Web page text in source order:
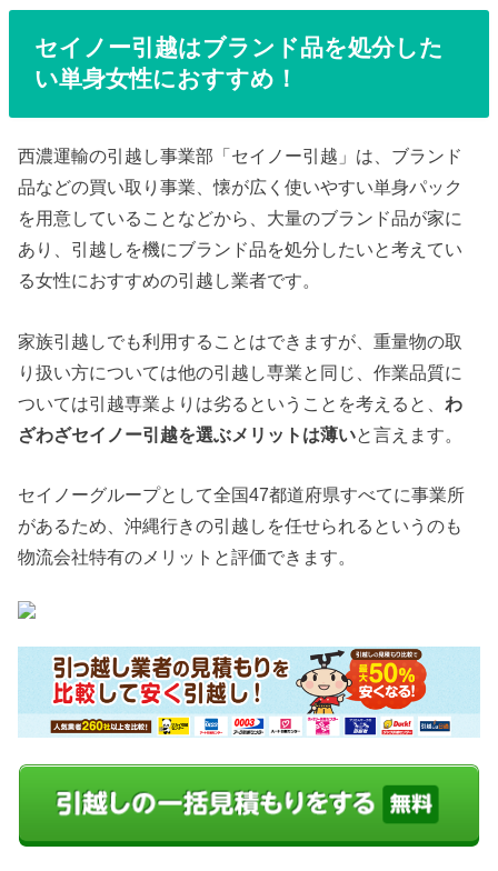
セイノー引越はブランド品を処分した
い単身女性におすすめ！
西濃運輸の引越し事業部「セイノー引越」は、ブランド
品などの買い取り事業、懐が広く使いやすい単身パック
を用意していることなどから、大量のブランド品が家に
あり、引越しを機にブランド品を処分したいと考えてい
る女性におすすめの引越し業者です。
家族引越しでも利用することはできますが、重量物の取
り扱い方については他の引越し専業と同じ、作業品質に
ついては引越専業よりは劣るということを考えると、 わ
ざわざセイノー引越を選ぶメリットは薄いと言えます。
セイノーグループとして全国47都道府県すべてに事業所
があるため、沖縄行きの引越しを任せられるというのも
物流会社特有のメリットと評価できます。